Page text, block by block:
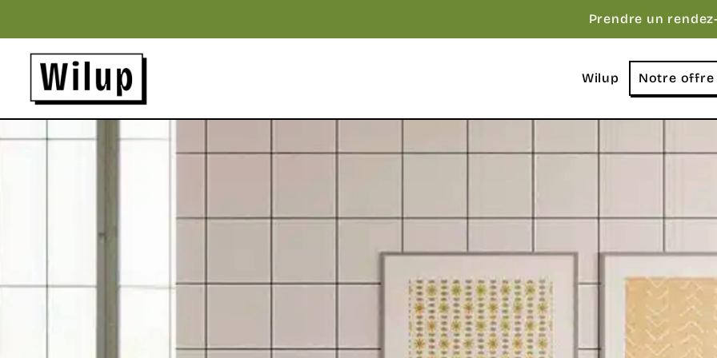
Prendre un
Revenir sur la page d'accueil
Wilup
Notre offre